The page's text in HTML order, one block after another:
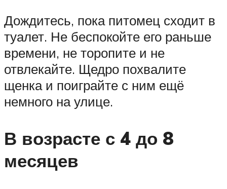
Дождитесь, пока питомец сходит в
туалет. Не беспокойте его раньше
времени, не торопите и не
отвлекайте. Щедро похвалите
щенка и поиграйте с ним ещё
немного на улице.
В возрасте с 4 до 8
месяцев